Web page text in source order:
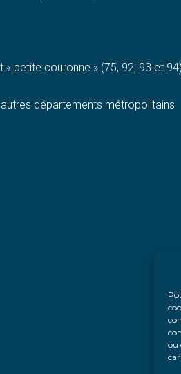
ou
petite couronne » (75, 92, 93 et 94)
départements métropolitains